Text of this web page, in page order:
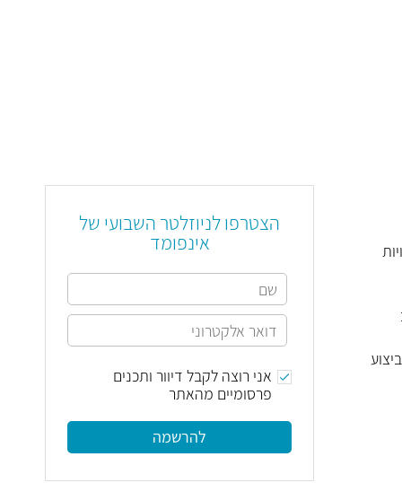
הצטרפו לניוזלטר השבועי של
אינפומד
אני רוצה לקבל דיוור ותכנים
פרסומיים מהאתר
להרשמה